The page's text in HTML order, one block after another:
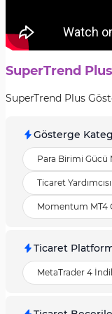
SuperTrend
SuperTrend Plus
Gösterge
Para Birimi Gücü
Ticaret
Momentum MT4
Ticaret
MetaTrader 4